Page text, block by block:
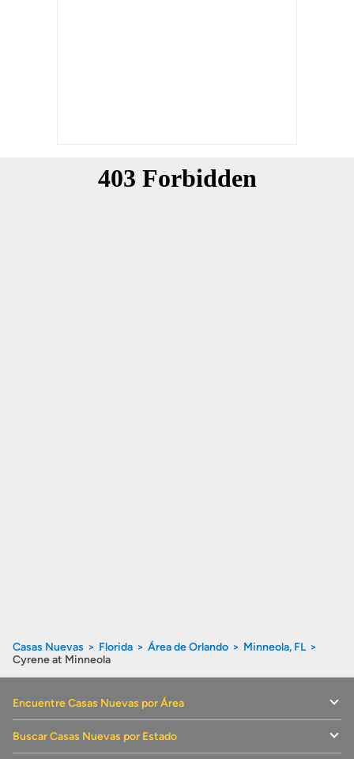
Casas Nuevas Florida Área de Orlando
Minneola, FL
Cyrene at Minneola
Encuentre Casas Nuevas por Área
Buscar Casas Nuevas por Estado